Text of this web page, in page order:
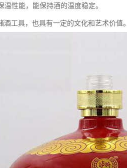
性能，能保持酒的温度稳定。
工具，也具有一定的文化和艺术价值。